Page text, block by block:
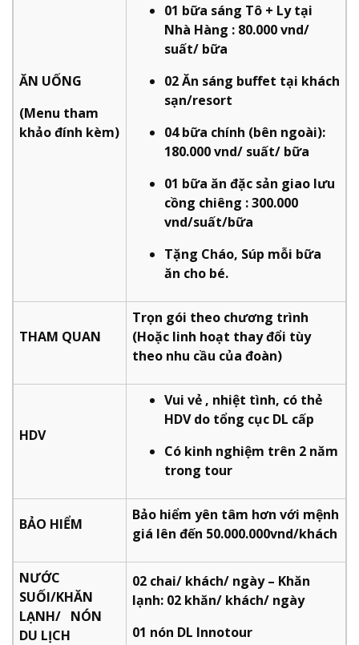
ĂN UỐNG
(Menu tham
khảo đính kèm)
01 bữa sáng Tô + Ly tại
Nhà Hàng : 80.000 vnd/
suất/ bữa
02 Ăn sáng buffet tại khách
sạn/resort
04 bữa chính (bên ngoài):
180.000 vnd/ suất/ bữa
01 bữa ăn đặc sản giao lưu
cồng chiêng : 300.000
vnd/suất/bữa
Tặng Cháo, Súp mỗi bữa
ăn cho bé.
THAM QUAN
Trọn gói theo chương trình
(Hoặc linh hoạt thay đổi tùy
theo nhu cầu của đoàn)
HDV
Vui vẻ , nhiệt tình, có thẻ
HDV do tổng cục DL cấp
Có kinh nghiệm trên 2 năm
trong tour
BẢO HIỂM
Bảo hiểm yên tâm hơn với mệnh
giá lên đến 50.000.000vnd/khách
NƯỚC
SUỐI/KHĂN
LẠNH/ NÓN
DU LỊCH
02 chai/ khách/ ngày – Khăn
lạnh: 02 khăn/ khách/ ngày
01 nón DL Innotour